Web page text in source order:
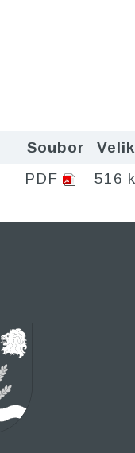
Soubor
PDF 516